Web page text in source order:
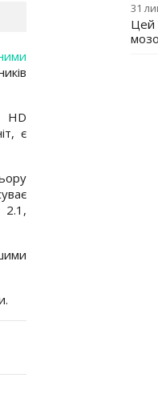
HD
є
2.1,
31
Цей